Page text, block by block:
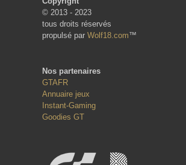
© 2013 - 2023
tous droits réservés
propulsé par Wolf18.com™
Nos partenaires
GTAFR
Annuaire jeux
Instant-Gaming
Goodies GT